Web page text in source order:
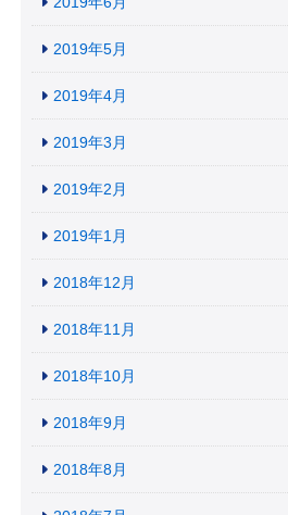
2019年5月
2019年4月
2019年3月
2019年2月
2019年1月
2018年12月
2018年11月
2018年10月
2018年9月
2018年8月